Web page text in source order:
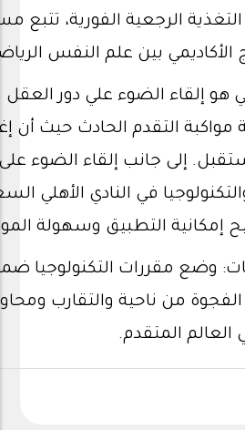
التغذية الرجعية الفورية، تتبع
الأكاديمي بين علم النفس
إلقاء الضوء علي دور العقل
مواكبة التقدم الحادث حيث
إلى جانب إلقاء الضوء
في النادي الأهلي
إمكانية التطبيق وسهولة
وضع مقررات التكنولوجيا ضمن
من ناحية والتقارب
المتقدم.